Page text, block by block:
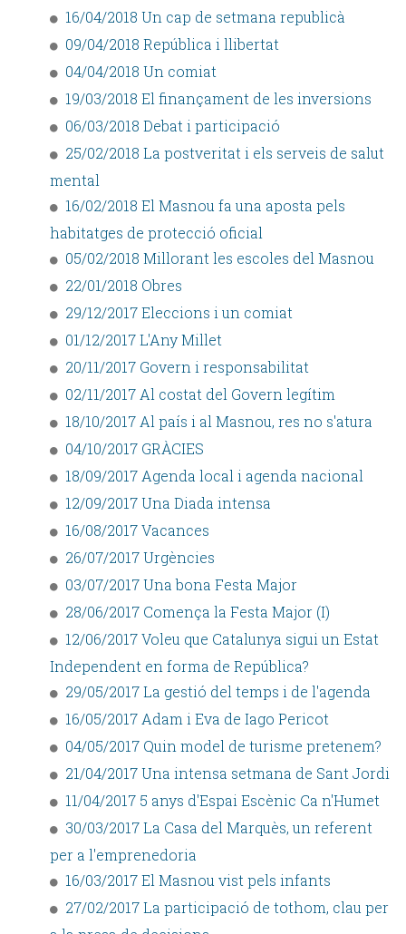
16/04/2018 Un cap de setmana republicà
09/04/2018 República i llibertat
04/04/2018 Un comiat
19/03/2018 El finançament de les inversions
06/03/2018 Debat i participació
25/02/2018 La postveritat i els serveis de salut
mental
16/02/2018 El Masnou fa una aposta pels
habitatges de protecció oficial
05/02/2018 Millorant les escoles del Masnou
22/01/2018 Obres
29/12/2017 Eleccions i un comiat
01/12/2017 L'Any Millet
20/11/2017 Govern i responsabilitat
02/11/2017 Al costat del Govern legítim
18/10/2017 Al país i al Masnou, res no s'atura
04/10/2017 GRÀCIES
18/09/2017 Agenda local i agenda nacional
12/09/2017 Una Diada intensa
16/08/2017 Vacances
26/07/2017 Urgències
03/07/2017 Una bona Festa Major
28/06/2017 Comença la Festa Major (I)
12/06/2017 Voleu que Catalunya sigui un Estat
Independent en forma de República?
29/05/2017 La gestió del temps i de l'agenda
16/05/2017 Adam i Eva de Iago Pericot
04/05/2017 Quin model de turisme pretenem?
21/04/2017 Una intensa setmana de Sant Jordi
11/04/2017 5 anys d'Espai Escènic Ca n'Humet
30/03/2017 La Casa del Marquès, un referent
per a l'emprenedoria
16/03/2017 El Masnou vist pels infants
27/02/2017 La participació de tothom, clau per